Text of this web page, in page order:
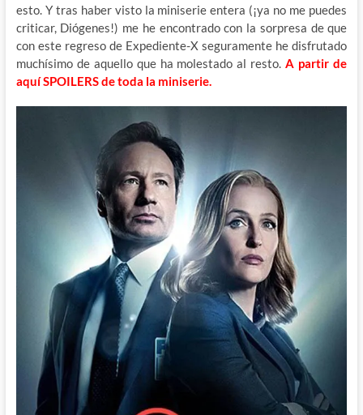
esto. Y tras haber visto la miniserie entera (¡ya no me puedes
criticar, Diógenes!) me he encontrado con la sorpresa de que
con este regreso de Expediente-X seguramente he disfrutado
muchísimo de aquello que ha molestado al resto.A partir de
aquí SPOILERS de toda la miniserie.